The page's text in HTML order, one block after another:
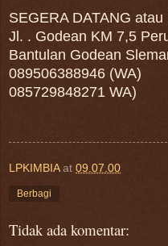
SEGERA DATANG
Jl. . Godean KM 7,5
Bantulan Godean
089506388946 (WA)
085729848271 WA)
LPKIMBIA at 09.07.00
Berbagi
Tidak ada komentar: